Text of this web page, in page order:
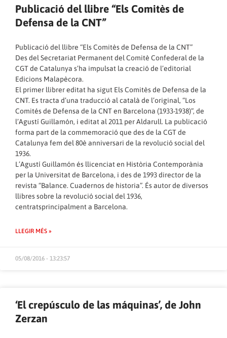
Publicació del llibre “Els Comitès de
Defensa de la CNT”
Publicació del llibre “Els Comitès de Defensa de la CNT”
Des del Secretariat Permanent del Comitè Confederal de la
CGT de Catalunya s’ha impulsat la creació de l’editorial
Edicions Malapècora.
El primer llibrer editat ha sigut Els Comitès de Defensa de la
CNT. Es tracta d’una traducció al català de l’original, “Los
Comités de Defensa de la CNT en Barcelona (1933-1938)”, de
l’Agustí Guillamón, i editat al 2011 per Aldarull. La publicació
forma part de la commemoració que des de la CGT de
Catalunya fem del 80è anniversari de la revolució social del
1936.
L’Agustí Guillamón és llicenciat en Història Contemporània
per la Universitat de Barcelona, i des de 1993 director de la
revista “Balance. Cuadernos de historia”. És autor de diversos
llibres sobre la revolució social del 1936,
centratsprincipalment a Barcelona.
LLEGIR MÉS »
05/08/2016 - 13:23:57
‘El crepúsculo de las máquinas’, de John
Zerzan